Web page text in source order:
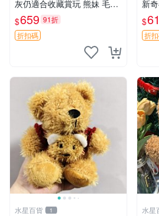
灰仍適合收藏賞玩 熊妹 毛絨
玩具 浮雕熊
$659 91折
折扣碼
新
示
娃
$
折
水星百貨 1 水星